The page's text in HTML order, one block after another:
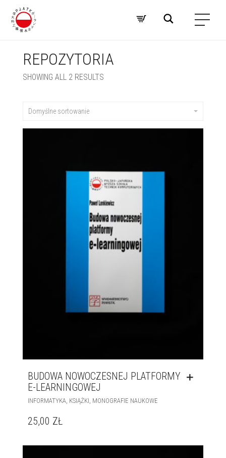
REPOZYTORIA
SHOWING ALL 2 RESULTS
Domyślne sortowanie
BUDOWA NOWOCZESNEJ PLATFORMY
E-LEARNINGOWEJ
INFORMATYKA KSIĄŻKI MONOGRAFIE NAUKOWE
25,00 ZŁ